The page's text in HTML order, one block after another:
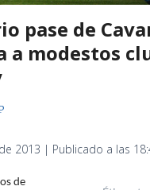
pase de
a modestos
2013 | Publicado a las
de